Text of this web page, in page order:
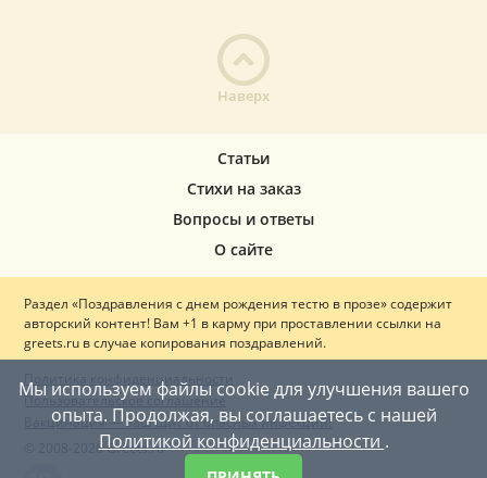
Наверх
Мы используем файлы cookie для улучшения вашего
опыта. Продолжая, вы соглашаетесь с нашей
Политикой конфиденциальности .
Статьи
Стихи на заказ
Вопросы и ответы
О сайте
Раздел «Поздравления с днем рождения тестю в прозе» содержит
авторский контент! Вам +1 в карму при проставлении ссылки на
greets.ru в случае копирования поздравлений.
Политика конфиденциальности
Пользовательское соглашение
Вакцинация — ваш щит от опасных инфекций!
© 2008-2026 Greets.ru